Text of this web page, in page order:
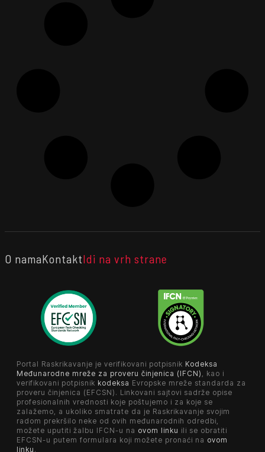
O namaKontaktIdi na vrh strane
Portal Raskrikavanje je verifikovani potpisnik Kodeksa
Međunarodne mreže za proveru činjenica (IFCN) , kao i
verifikovani potpisnik kodeksa Evropske mreže standarda za
proveru činjenica (EFCSN). Linkovani sajtovi sadrže opise
profesionalnih vrednosti koje poštujemo i za koje se
zalažemo, a ukoliko smatrate da je Raskrikavanje svojim
radom prekršilo neke od ovih međunarodnih odredbi,
možete uputiti žalbu IFCN-u na ovom linku ili se obratiti
EFCSN-u putem formulara koji možete pronaći na ovom
linku .